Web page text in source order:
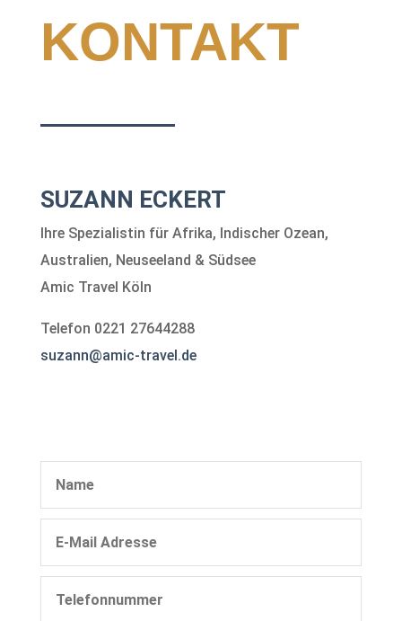
KONTAKT
SUZANN ECKERT
Ihre Spezialistin für Afrika, Indischer Ozean,
Australien, Neuseeland & Südsee
Amic Travel Köln
Telefon 0221 27644288
suzann@amic-travel.de